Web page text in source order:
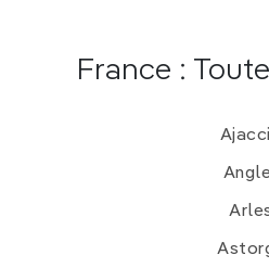
France :